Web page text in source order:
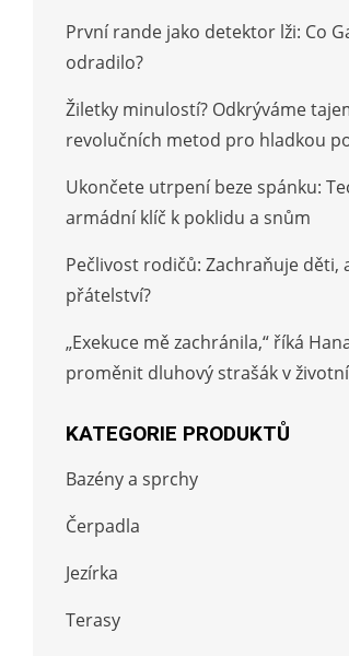
První rande jako detektor lži: Co
odradilo?
Žiletky minulostí? Odkrýváme
revolučních metod pro hladkou
Ukončete utrpení beze spánku:
armádní klíč k poklidu a snům
Pečlivost rodičů: Zachraňuje děti,
přátelství?
„Exekuce mě zachránila,“ říká
proměnit dluhový strašák v
KATEGORIE PRODUKTŮ
Bazény a sprchy
Čerpadla
Jezírka
Terasy